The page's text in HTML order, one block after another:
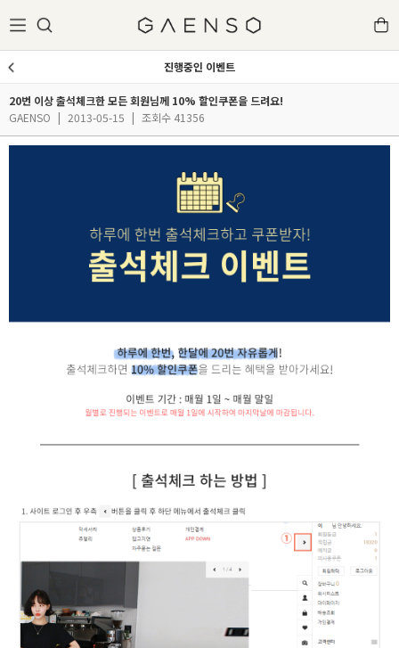
진행중인 이벤트
20번 이상 출석체크한 모든 회원님께 10% 할인쿠폰을 드려요!
GAENSO | 2013-05-15 | 조회수 41356